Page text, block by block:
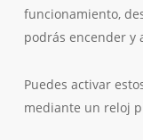
funcionamiento,
podrás encender y
Puedes activar
mediante un reloj